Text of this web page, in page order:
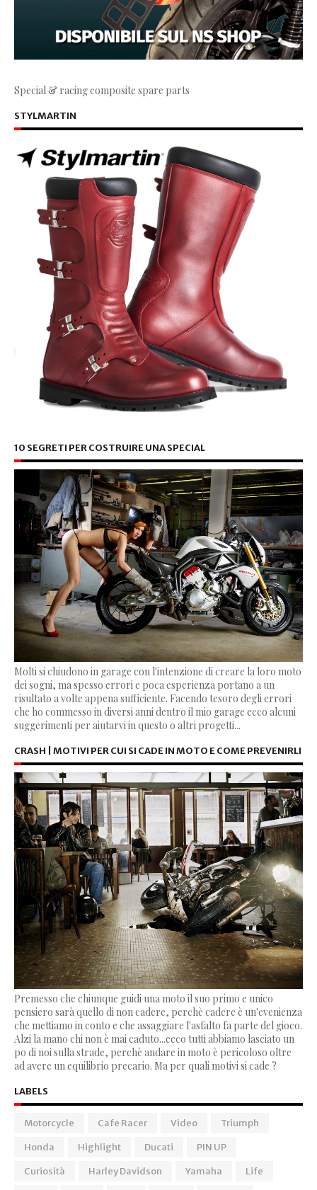
Special & racing composite spare parts
STYLMARTIN
10 SEGRETI PER COSTRUIRE UNA SPECIAL
Molti si chiudono in garage con l'intenzione di creare la loro moto
dei sogni, ma spesso errori e poca esperienza portano a un
risultato a volte appena sufficiente. Facendo tesoro degli errori
che ho commesso in diversi anni dentro il mio garage ecco alcuni
suggerimenti per aiutarvi in questo o altri progetti...
CRASH | MOTIVI PER CUI SI CADE IN MOTO E COME PREVENIRLI
Premesso che chiunque guidi una moto il suo primo e unico
pensiero sarà quello di non cadere, perchè cadere è un'evenienza
che mettiamo in conto e che assaggiare l'asfalto fa parte del gioco.
Alzi la mano chi non è mai caduto...ecco tutti abbiamo lasciato un
po di noi sulla strade, perchè andare in moto è pericoloso oltre
ad avere un equilibrio precario. Ma per quali motivi si cade ?
LABELS
Motorcycle Cafe Racer Video
Triumph
Honda
Highlight Ducati
PIN UP
Curiosità
Harley Davidson Yamaha
Life